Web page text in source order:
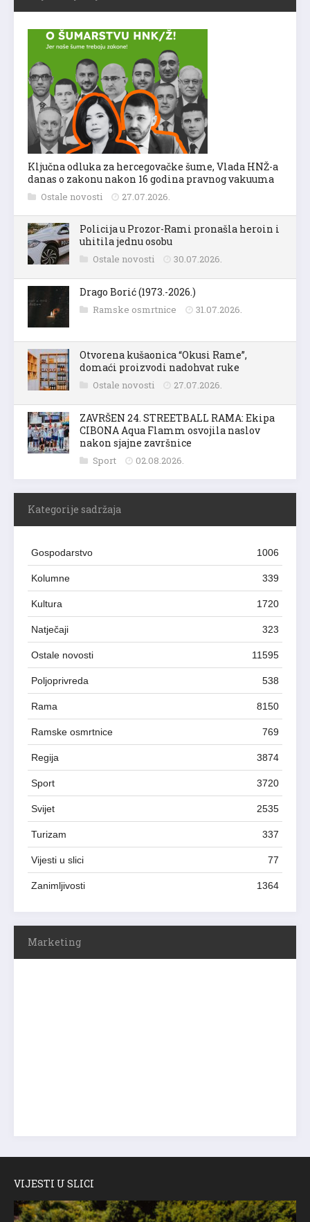
Ključna odluka za hercegovačke šume, Vlada HNŽ-a
danas o zakonu nakon 16 godina pravnog vakuuma
Ostale novosti 27.07.2026.
Policija u Prozor-Rami pronašla heroin i
uhitila jednu osobu
Ostale novosti 30.07.2026.
Drago Borić (1973.-2026.)
Ramske osmrtnice 31.07.2026.
Otvorena kušaonica “Okusi Rame”,
domaći proizvodi nadohvat ruke
Ostale novosti 27.07.2026.
ZAVRŠEN 24. STREETBALL RAMA: Ekipa
CIBONA Aqua Flamm osvojila naslov
nakon sjajne završnice
Sport 02.08.2026.
Kategorije sadržaja
Gospodarstvo 1006
Kolumne 339
Kultura 1720
Natječaji 323
Ostale novosti 11595
Poljoprivreda 538
Rama 8150
Ramske osmrtnice 769
Regija 3874
Sport 3720
Svijet 2535
Turizam 337
Vijesti u slici 77
Zanimljivosti 1364
Marketing
VIJESTI U SLICI